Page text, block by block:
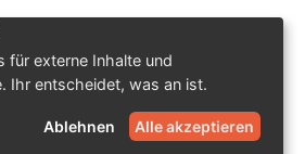
für externe Inhalte und
Ihr entscheidet, was an ist.
Ablehnen Alle akzeptieren